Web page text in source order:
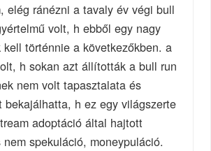
elég ránézni a tavaly év végi bull
volt, h ebből egy nagy
kell történnie a következőkben. a
h sokan azt állították a bull run
nem volt tapasztalata és
bekajálhatta, h ez egy világszerte
adoptáció által hajtott
spekuláció, moneypuláció.